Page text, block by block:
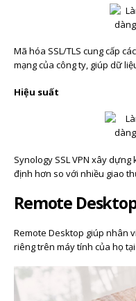
Mã hóa SSL/TLS cung cấp
mạng của công ty, giúp dữ
Hiệu suất
Synology SSL VPN xây
định hơn so với nhiều giao
Remote
Remote Desktop giúp nhân
riêng trên máy tính của họ